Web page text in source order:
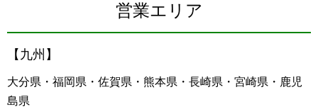
営業エリア
【九州】
大分県・福岡県・佐賀県・熊本県・長崎県・宮崎県・鹿児
島県